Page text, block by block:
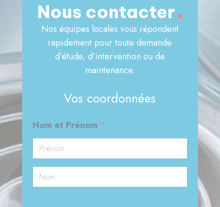
Nous contacter
Nos équipes locales vous répondent
rapidement pour toute demande
d’étude, d’intervention ou de
maintenance.
Vos coordonnées
Nom et Prénom *
Prénom